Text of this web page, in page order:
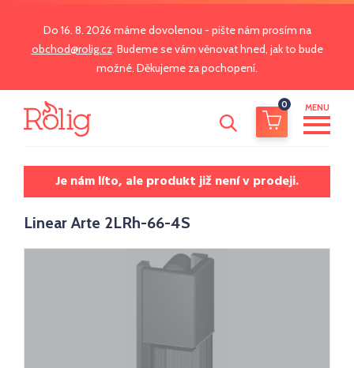
Do 16. 8. 2026 máme dovolenou - pište nám prosím na
obchod@rolig.cz. Budeme se vám věnovat hned, jak to bude
možné. Děkujeme za pochopení.
0 MENU
Je nám líto, ale produkt již není v prodeji.
Linear Arte 2LRh-66-4S